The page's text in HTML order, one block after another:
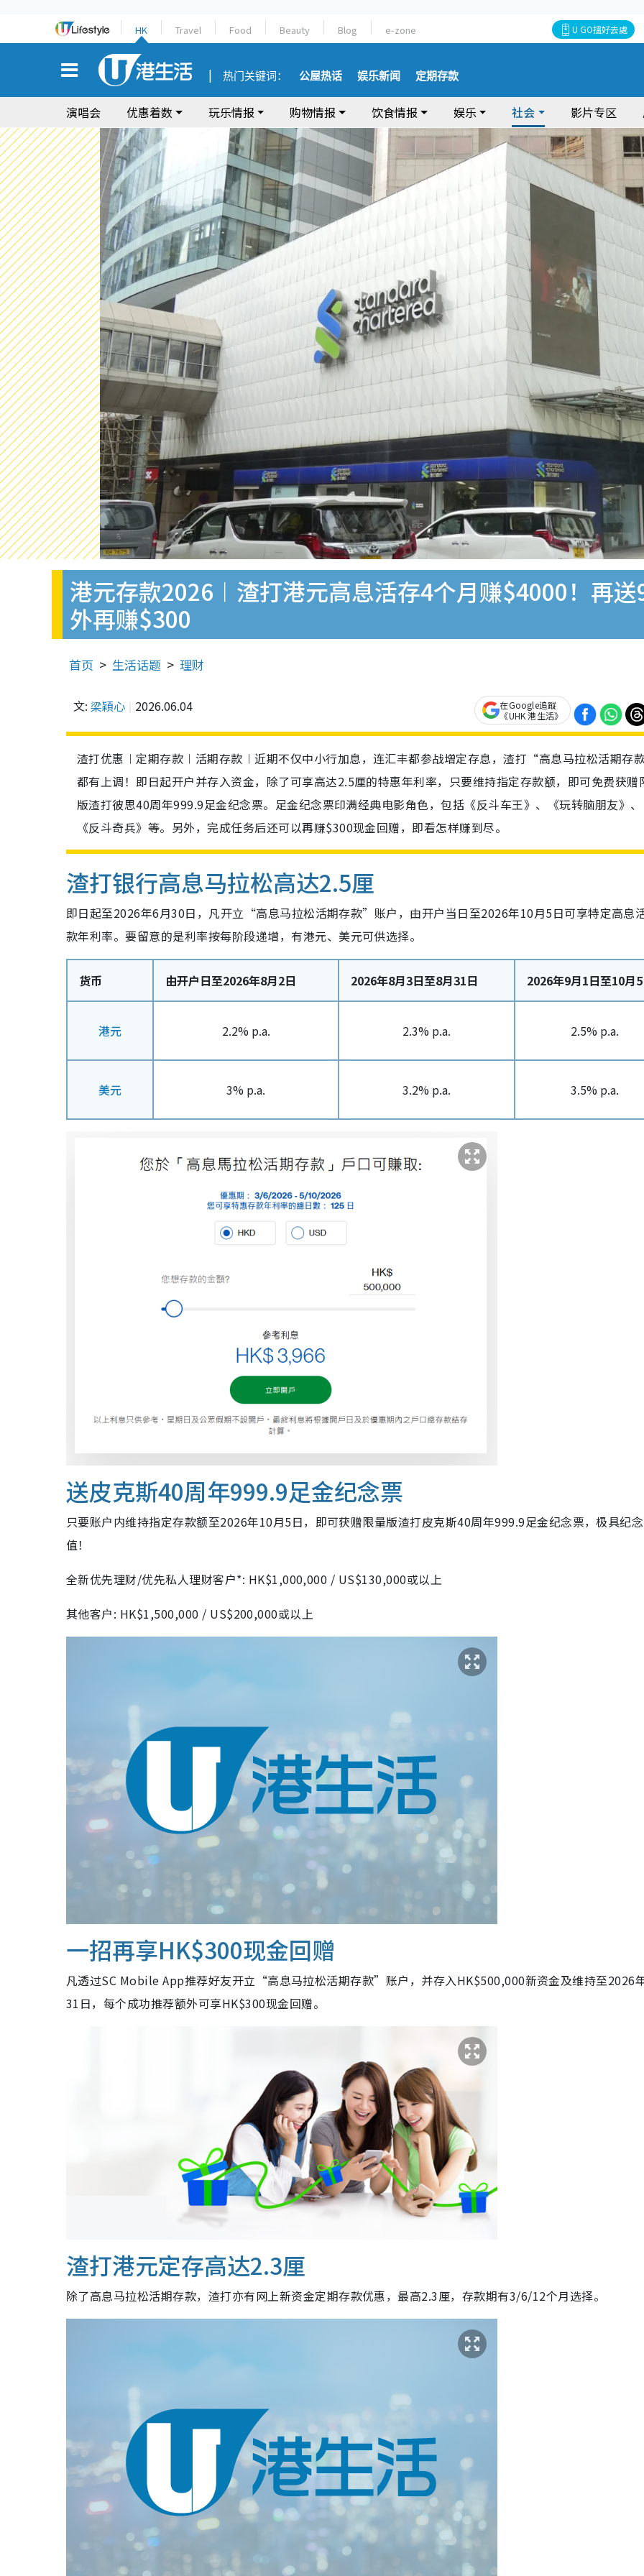
HK Travel Food Beauty Blog e-zone U GO搵好去處
热门关键词： 公屋热话 娱乐新闻 定期存款
演唱会 优惠着数 玩乐情报 购物情报 饮食情报 娱乐 社会 影片专区
港元存款2026︱渣打港元高息活存4个月赚$4000！再
外再赚$300
首页 生活话题 理财
文: 梁穎心 2026.06.04
在Google追蹤
《UHK 港生活》
渣打优惠︱定期存款︱活期存款︱近期不仅中小行加息，连汇丰都参战增定存息，渣打“高息马拉松活期存
都有上调！即日起开户并存入资金，除了可享高达2.5厘的特惠年利率，只要维持指定存款额，即可免费获赠
版渣打彼思40周年999.9足金纪念票。足金纪念票印满经典电影角色，包括《反斗车王》、《玩转脑朋友》、
《反斗奇兵》等。另外，完成任务后还可以再赚$300现金回赠，即看怎样赚到尽。
渣打银行高息马拉松高达2.5厘
即日起至2026年6月30日，凡开立“高息马拉松活期存款”账户，由开户当日至2026年10月5日可享特定高息
款年利率。要留意的是利率按每阶段递增，有港元、美元可供选择。
货币 由开户日至2026年8月2日 2026年8月3日至8月31日 2026年9月1日至10月
港元 2.2% p.a. 2.3% p.a. 2.5% p.a.
美元 3% p.a. 3.2% p.a. 3.5% p.a.
送皮克斯40周年999.9足金纪念票
只要账户内维持指定存款额至2026年10月5日，即可获赠限量版渣打皮克斯40周年999.9足金纪念票，极具纪
值！
全新优先理财/优先私人理财客户*: HK$1,000,000 / US$130,000或以上
其他客户: HK$1,500,000 / US$200,000或以上
一招再享HK$300现金回赠
凡透过SC Mobile App推荐好友开立“高息马拉松活期存款”账户，并存入HK$500,000新资金及维持至2026
31日，每个成功推荐额外可享HK$300现金回赠。
渣打港元定存高达2.3厘
除了高息马拉松活期存款，渣打亦有网上新资金定期存款优惠，最高2.3厘，存款期有3/6/12个月选择。